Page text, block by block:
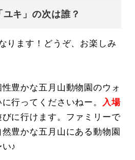
キ」の次は誰？
ります！どうぞ、お楽しみ
豊かな五月山動物園のウォ
行ってくださいねー。 入場
に行けます。ファミリーで
豊かな五月山にある動物園
♪